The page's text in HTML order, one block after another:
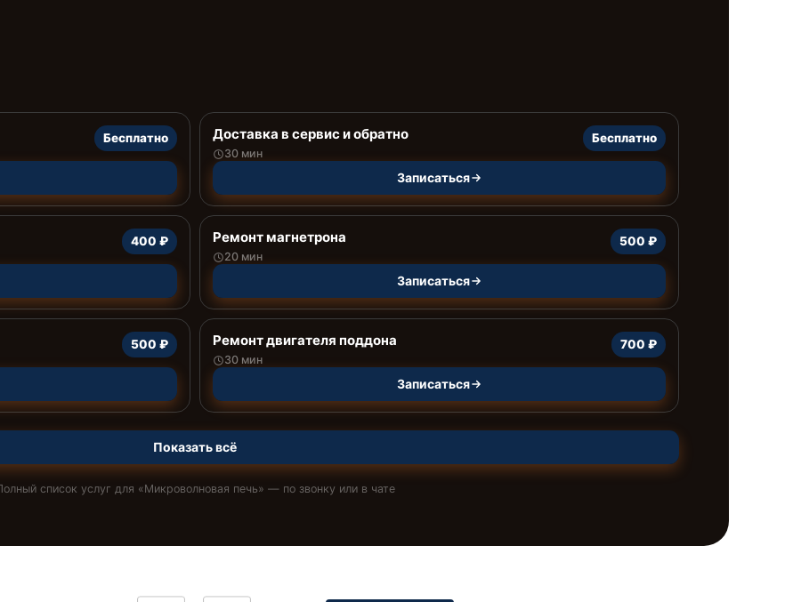
Бесплатно Доставка в сервис и обратно
30 мин
Бесплатно
Записаться
400 ₽ Ремонт магнетрона
20 мин
500 ₽
Записаться
500 ₽ Ремонт двигателя поддона
30 мин
700 ₽
Записаться
Показать всё
список услуг для «Микроволновая печь» — по звонку или в чате